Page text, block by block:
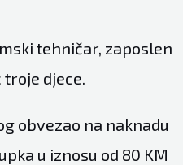
tehničar, zaposlen
troje djece.
obvezao na naknadu
u iznosu od 80 KM